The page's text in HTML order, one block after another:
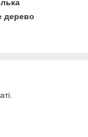
дерево